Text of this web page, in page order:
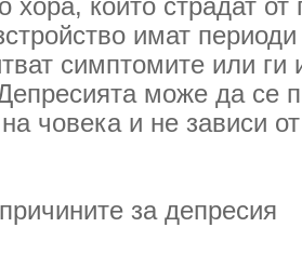
хора, които страдат
имат
симптомите или ги
може да се
човека и не зависи
за депресия